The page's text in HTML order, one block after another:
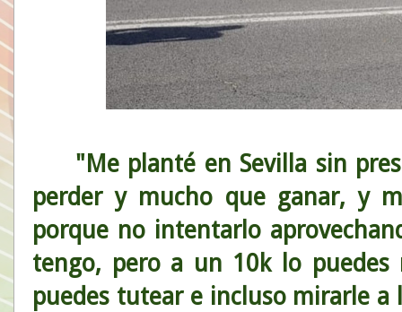
"Me planté en Sevilla sin
perder y mucho que ganar, y
porque no intentarlo
tengo, pero a un 10k lo
puedes tutear e incluso mirarle